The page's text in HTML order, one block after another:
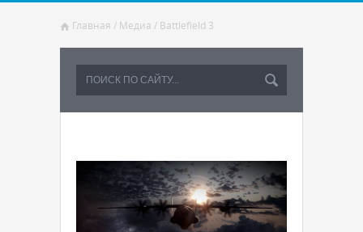
Главная / Медиа / Battlefield 3